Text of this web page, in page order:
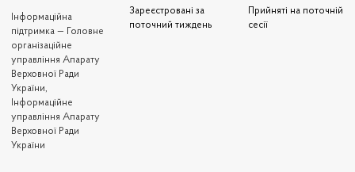
Iнформаційна
підтримка — Головне
організаційне
управління Апарату
Верховної Ради
України,
Інформаційне
управління Апарату
Верховної Ради
України
Зареєстровані за
поточний тиждень
Прийняті на поточній
сесії